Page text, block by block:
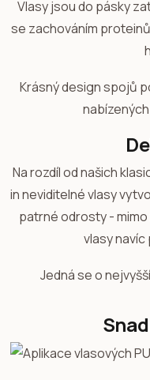
Vlasy jsou do pásky
se zachováním
Krásný design spojů
Na rozdíl od našich
in neviditelné vlasy
patrné odrosty -
vlasy navíc
Jedná se o